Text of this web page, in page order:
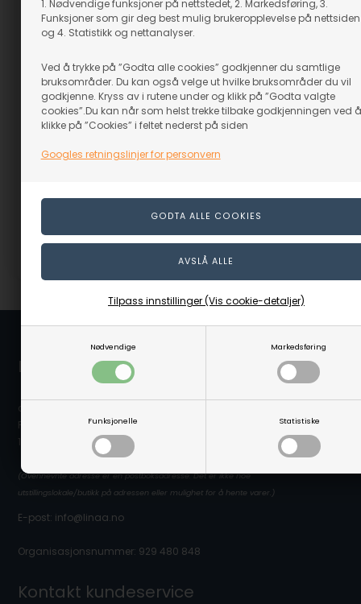
1. Nødvendige funksjoner på nettstedet, 2. Markedsføring, 3.
Funksjoner som gir deg best mulig brukeropplevelse på nettsiden
og 4. Statistikk og nettanalyser.
Ved å trykke på ”Godta alle cookies” godkjenner du samtlige
bruksområder. Du kan også velge ut hvilke bruksområder du vil
godkjenne. Kryss av i rutene under og klikk på ”Godta valgte
cookies”.Du kan når som helst trekke tilbake godkjenningen ved å
klikke på ”Cookies” i feltet nederst på siden
Googles retningslinjer for personvern
Nødvendige Markedsføring
Funksjonelle Statistiske
Tilpass innstillinger (Vis cookie-detaljer)
Smitang med ulvekjever
(inkl. mva)
VELG ALTERNATIV
Stålbørste
(inkl. mva)
VELG ALTERNATIV
Varenr.: 28203-M
Linå / Linaa.no
c/o Scanvisio AS
Postboks 80
1917 Ytre Enebakk
(Ovennevnte adresse er en postboksadresse. Det er ikke noe
utstillingslokale/butikk på adressen eller mulighet for å hente varer.)
E-post: info@linaa.no
Organisasjonsnummer: 929 480 848
Kontakt kundeservice